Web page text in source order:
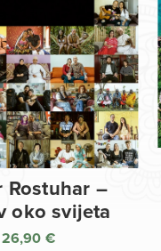
Rostuhar –
oko svijeta
26,90 €